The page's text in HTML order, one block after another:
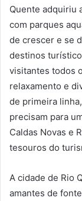
Quente adquiriu
com parques
de crescer e se
destinos
visitantes todos
relaxamento e
de primeira
precisam para
Caldas Novas e
tesouros do
A cidade de Rio
amantes de